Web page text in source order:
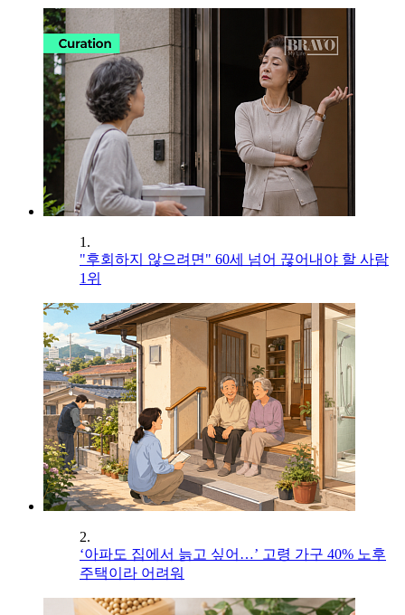
1.
"후회하지 않으려면" 60세 넘어 끊어내야 할 사람
1위
2.
‘아파도 집에서 늙고 싶어…’ 고령 가구 40% 노후
주택이라 어려워